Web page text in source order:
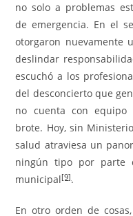
no solo a problemas
de emergencia. En el
otorgaron nuevamente
deslindar
escuchó a los
del desconcierto que
no cuenta con
brote. Hoy, sin
salud atraviesa un
ningún tipo por parte
municipal[9].
En otro orden de